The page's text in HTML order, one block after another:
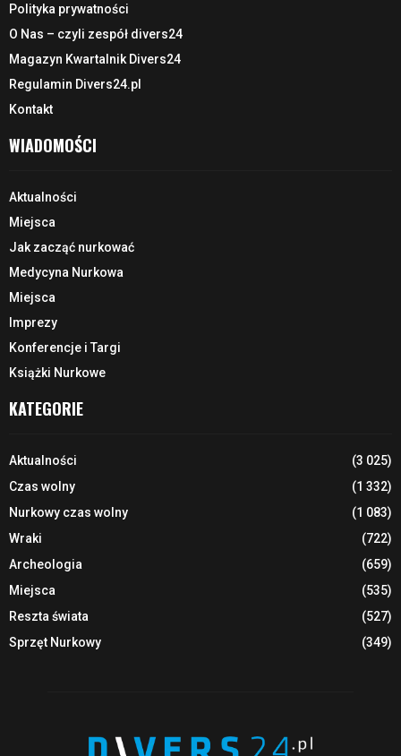
Polityka prywatności
O Nas – czyli zespół divers24
Magazyn Kwartalnik Divers24
Regulamin Divers24.pl
Kontakt
WIADOMOŚCI
Aktualności
Miejsca
Jak zacząć nurkować
Medycyna Nurkowa
Miejsca
Imprezy
Konferencje i Targi
Książki Nurkowe
KATEGORIE
Aktualności
(3 025)
Czas wolny
(1 332)
Nurkowy czas wolny
(1 083)
Wraki
(722)
Archeologia
(659)
Miejsca
(535)
Reszta świata
(527)
Sprzęt Nurkowy
(349)